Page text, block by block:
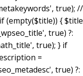
true); //
(empty($title)) { $title
true) ?:
true); } if
=
true) ?: